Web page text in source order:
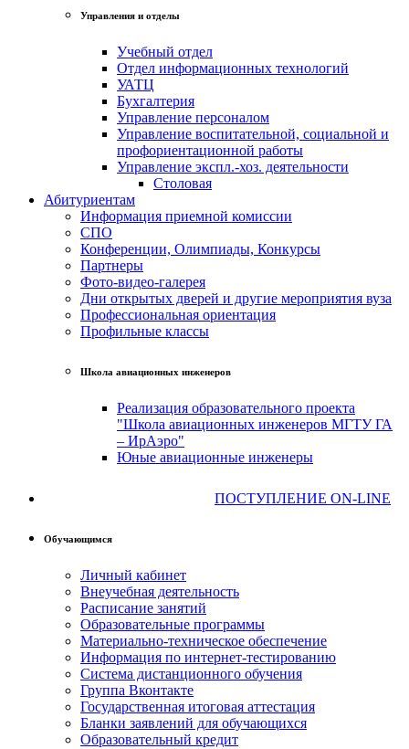
Управления и отделы
Учебный отдел
Отдел информационных технологий
УАТЦ
Бухгалтерия
Управление персоналом
Управление воспитательной, социальной и
профориентационной работы
Управление экспл.-хоз. деятельности
Столовая
Абитуриентам
Информация приемной комиссии
СПО
Конференции, Олимпиады, Конкурсы
Партнеры
Фото-видео-галерея
Дни открытых дверей и другие мероприятия вуза
Профессиональная ориентация
Профильные классы
Школа авиационных инженеров
Реализация образовательного проекта
"Школа авиационных инженеров МГТУ ГА
– ИрАэро"
Юные авиационные инженеры
ПОСТУПЛЕНИЕ ON-LINE
Обучающимся
Личный кабинет
Внеучебная деятельность
Расписание занятий
Образовательные программы
Материально-техническое обеспечение
Информация по интернет-тестированию
Система дистанционного обучения
Группа Вконтакте
Государственная итоговая аттестация
Бланки заявлений для обучающихся
Образовательный кредит